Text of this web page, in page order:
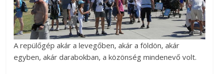
A repülőgép akár a levegőben, akár a földön, akár
egyben, akár darabokban, a közönség mindenevő volt.